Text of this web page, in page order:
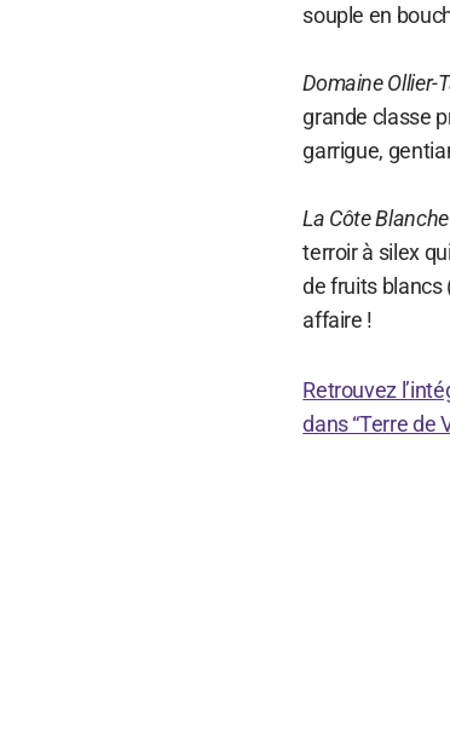
souple en
Domaine Ollier-
grande classe
garrigue,
La Côte
terroir à silex
de fruits blancs
affaire !
Retrouvez
dans “Terre de